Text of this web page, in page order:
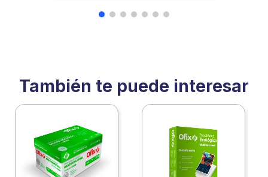
También te puede interesar